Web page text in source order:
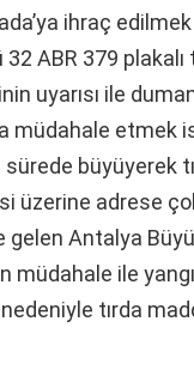
ihraç
ABR 379 plakalı
uyarısı ile
müdahale etmek
büyüyerek
üzerine adrese
gelen Antalya
müdahale ile
nedeniyle tırda